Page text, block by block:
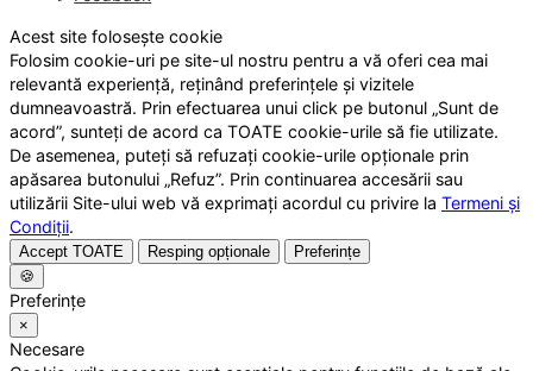
Acest site folosește cookie
Folosim cookie-uri pe site-ul nostru pentru a vă oferi cea mai
relevantă experiență, reținând preferințele și vizitele
dumneavoastră. Prin efectuarea unui click pe butonul „Sunt de
acord”, sunteți de acord ca TOATE cookie-urile să fie utilizate.
De asemenea, puteți să refuzați cookie-urile opționale prin
apăsarea butonului „Refuz”. Prin continuarea accesării sau
utilizării Site-ului web vă exprimați acordul cu privire la Termeni și
Condiții.
Accept TOATE Resping opționale
Preferințe
🍪
Preferințe
×
Necesare